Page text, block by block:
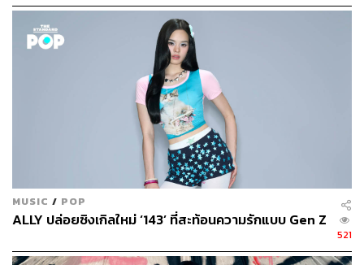
มาร์ค – @marckris.busofficial
ขุนพล – @khunpol.busofficial
ฮาร์ท – @heart.busofficial
จินวุค – @jinwook.busofficial
ไทย – @thai.busofficial
เน็กซ์ – @nex.busofficial
ภู – @phutatchai.busofficial
คอปเปอร์ – @copper.busofficial
จั๋ง – @jungt.busofficial
ภีม – @peemwasu.busofficial
ถึงแม้เพลงROAD TRIPของ 789 TRAINEE จะบอกว่า “ไม่
MUSIC / POP
ALLY ปล่อยซิงเกิลใหม่ ‘143’ ที่สะท้อนความรักแบบ Gen Z
521